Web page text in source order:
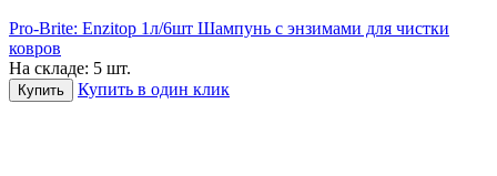
Pro-Brite: Enzitop 1л/6шт Шампунь с энзимами для чистки
ковров
На складе: 5 шт.
Купить Купить в один клик